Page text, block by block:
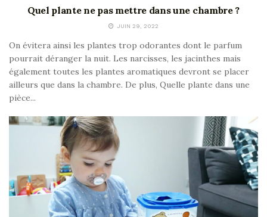
Quel plante ne pas mettre dans une chambre ?
JUIN 29, 2022
On évitera ainsi les plantes trop odorantes dont le parfum
pourrait déranger la nuit. Les narcisses, les jacinthes mais
également toutes les plantes aromatiques devront se placer
ailleurs que dans la chambre. De plus, Quelle plante dans une
pièce...